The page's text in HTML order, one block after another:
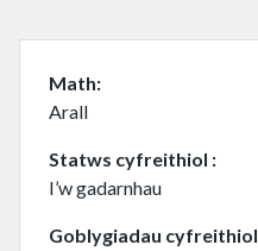
Math
Arall
Statws cyfreithiol
I’w gadarnhau
Goblygiadau cyfreithiol